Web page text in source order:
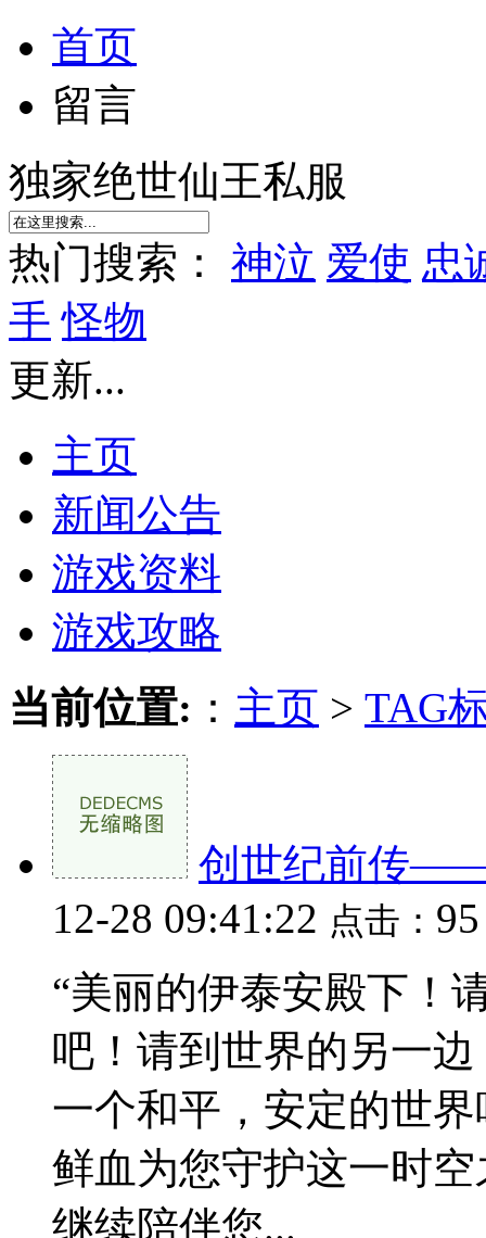
首页
留言
独家绝世仙王私服
热门搜索： 神泣 爱使 忠
手 怪物
更新...
主页
新闻公告
游戏资料
游戏攻略
当前位置: ： 主页 > TAG
创世纪前传
12-28 09:41:22 点击：
“美丽的伊泰安殿下！
吧！请到世界的另一
一个和平，安定的世
鲜血为您守护这一时
继续陪伴您...